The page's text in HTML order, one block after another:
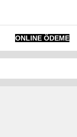
ONLINE ÖDEME